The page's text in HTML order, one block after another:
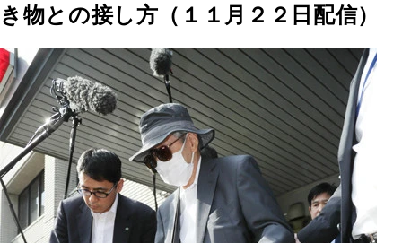
き物との接し方（１１月２２日配信）